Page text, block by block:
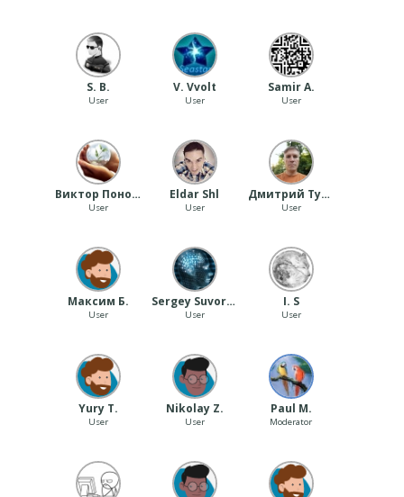
S. B.
User
V. Vvolt
User
Samir A.
User
Виктор Пономарев
User
Eldar Shl
User
Дмитрий Тулупов
User
Максим Б.
User
Sergey Suvorov
User
I. S
User
Yury T.
User
Nikolay Z.
User
Paul M.
Moderator